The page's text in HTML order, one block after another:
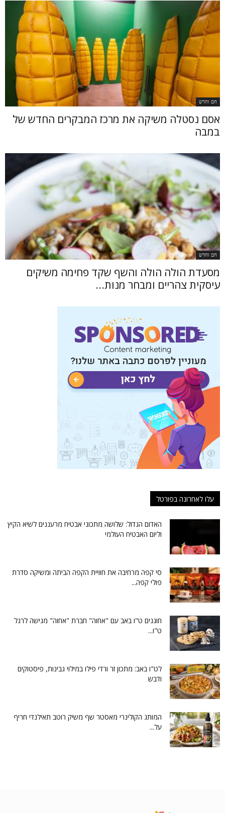
חם וחדש
אסם נסטלה משיקה את מרכז המבקרים החדש של
במבה
חם וחדש
מסעדת הולה הולה והשף שקד פחימה משיקים
עיסקית צהריים ומבחר מנות...
עלו לאחרונה בפורטל
האדום הגדול: שלושה מתכוני אבטיח מרעננים לשיא הקיץ
וליום האבטיח העולמי
סי קפה מרחיבה את חוויית הקפה הביתה ומשיקה סדרת
פולי קפה...
חוגגים ט"ו באב עם "אחוה" חברת "אחוה" מגישה לרגל
ט"ו...
לט"ו באב: מתכון זר ורדי פילו במילוי גבינות, פיסטוקים
ודבש
המותג הקולינרי מאסטר שף משיק רוטב תאילנדי חריף
על...